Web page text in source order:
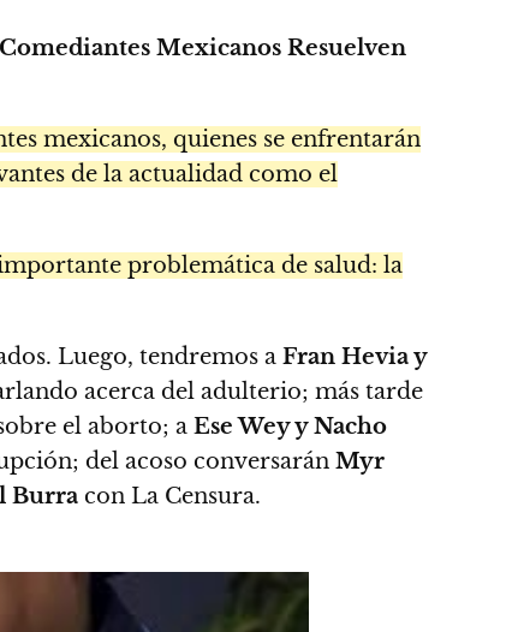
Comediantes Mexicanos Resuelven
mexicanos, quienes se enfrentarán
de la actualidad como el
problemática de salud: la
Luego, tendremos a Fran Hevia y
acerca del adulterio; más tarde
el aborto; a Ese Wey y Nacho
del acoso conversarán Myr
Burra con La Censura.